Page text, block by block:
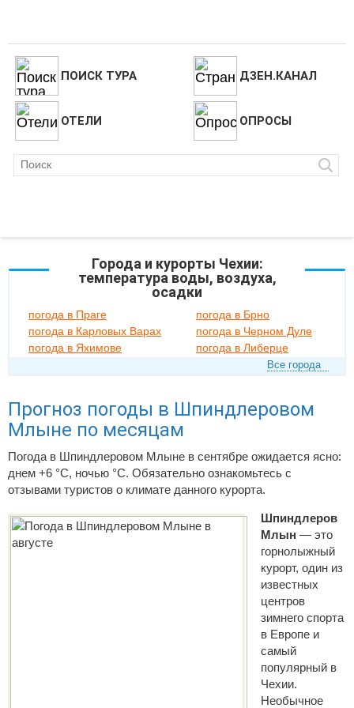
ПОИСК ТУРА ДЗЕН.КАНАЛ
ОТЕЛИ ОПРОСЫ
Города и курорты Чехии:
температура воды, воздуха,
осадки
погода в Праге
погода в Брно
погода в Карловых Варах
погода в Черном Дуле
погода в Яхимове
погода в Либерце
Все города
Прогноз погоды в Шпиндлеровом
Млыне по месяцам
Погода в Шпиндлеровом Млыне в сентябре ожидается ясно:
днем +6 °C, ночью °C. Обязательно ознакомьтесь с
отзывами туристов о климате данного курорта.
Шпиндлеров
Млын — это
горнолыжный
курорт, один из
известных
центров
зимнего спорта
в Европе и
самый
популярный в
Чехии.
Необычное